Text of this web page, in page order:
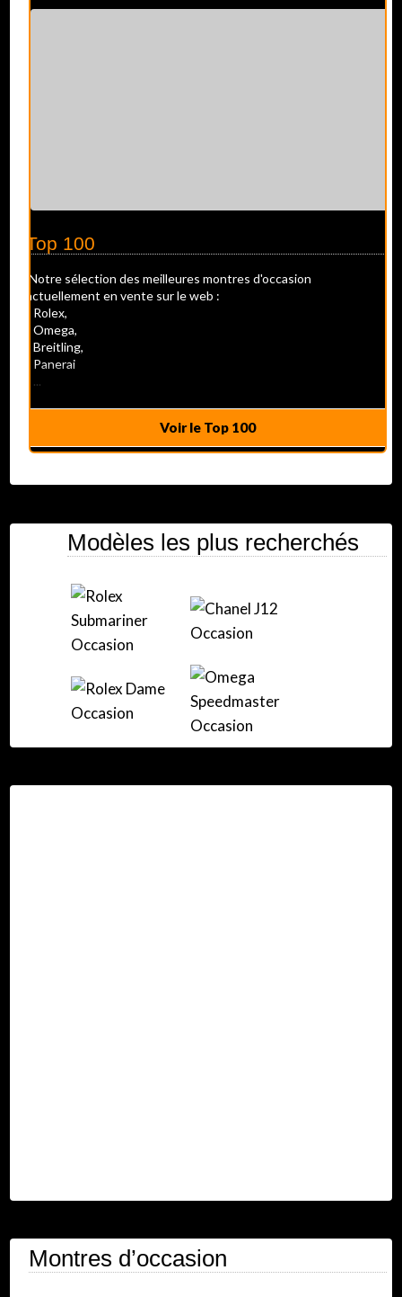
Top 100
Notre sélection des meilleures montres d'occasion
actuellement en vente sur le web :
- Rolex,
- Omega,
- Breitling,
- Panerai
- ...
Voir le Top 100
Modèles les plus recherchés
Montres d’occasion